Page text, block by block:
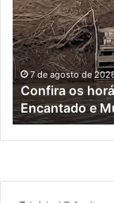
1200
profissionais
do
trade
turístico
7 de agosto de
Turisvales
turístico